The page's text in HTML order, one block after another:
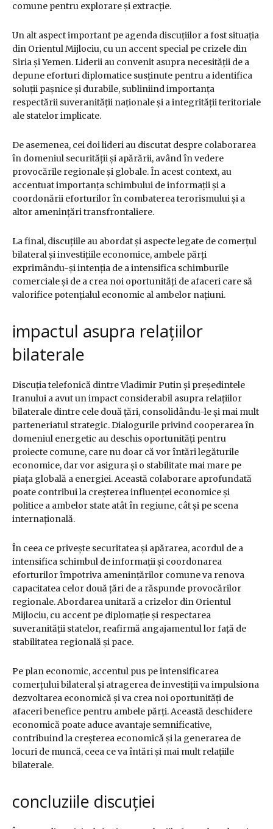
comune pentru explorare și extracție.
Un alt aspect important pe agenda discuțiilor a fost situația
din Orientul Mijlociu, cu un accent special pe crizele din
Siria și Yemen. Liderii au convenit asupra necesității de a
depune eforturi diplomatice susținute pentru a identifica
soluții pașnice și durabile, subliniind importanța
respectării suveranității naționale și a integrității teritoriale
ale statelor implicate.
De asemenea, cei doi lideri au discutat despre colaborarea
în domeniul securității și apărării, având în vedere
provocările regionale și globale. În acest context, au
accentuat importanța schimbului de informații și a
coordonării eforturilor în combaterea terorismului și a
altor amenințări transfrontaliere.
La final, discuțiile au abordat și aspecte legate de comerțul
bilateral și investițiile economice, ambele părți
exprimându-și intenția de a intensifica schimburile
comerciale și de a crea noi oportunități de afaceri care să
valorifice potențialul economic al ambelor națiuni.
impactul asupra relațiilor
bilaterale
Discuția telefonică dintre Vladimir Putin și președintele
Iranului a avut un impact considerabil asupra relațiilor
bilaterale dintre cele două țări, consolidându-le și mai mult
parteneriatul strategic. Dialogurile privind cooperarea în
domeniul energetic au deschis oportunități pentru
proiecte comune, care nu doar că vor întări legăturile
economice, dar vor asigura și o stabilitate mai mare pe
piața globală a energiei. Această colaborare aprofundată
poate contribui la creșterea influenței economice și
politice a ambelor state atât în regiune, cât și pe scena
internațională.
În ceea ce privește securitatea și apărarea, acordul de a
intensifica schimbul de informații și coordonarea
eforturilor împotriva amenințărilor comune va renova
capacitatea celor două țări de a răspunde provocărilor
regionale. Abordarea unitară a crizelor din Orientul
Mijlociu, cu accent pe diplomație și respectarea
suveranității statelor, reafirmă angajamentul lor față de
stabilitatea regională și pace.
Pe plan economic, accentul pus pe intensificarea
comerțului bilateral și atragerea de investiții va impulsiona
dezvoltarea economică și va crea noi oportunități de
afaceri benefice pentru ambele părți. Această deschidere
economică poate aduce avantaje semnificative,
contribuind la creșterea economică și la generarea de
locuri de muncă, ceea ce va întări și mai mult relațiile
bilaterale.
concluziile discuției